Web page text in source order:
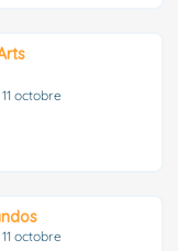
octobre
octobre